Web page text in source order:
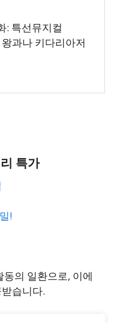
: 특선뮤지컬
과나 키다리아저
특가
!
의 일환으로, 이에
습니다.